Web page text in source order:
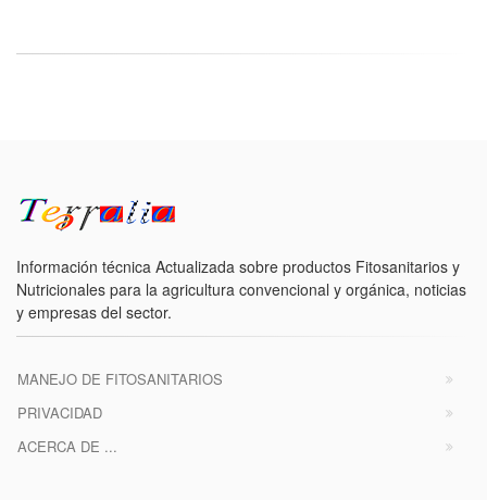
Información técnica Actualizada sobre productos Fitosanitarios y
Nutricionales para la agricultura convencional y orgánica, noticias
y empresas del sector.
MANEJO DE FITOSANITARIOS
PRIVACIDAD
ACERCA DE ...